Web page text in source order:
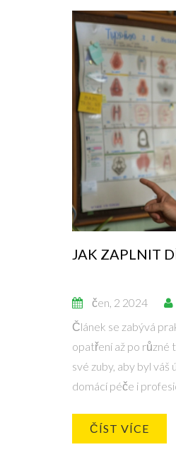
JAK ZAPLNIT
čen, 2 2024
Článek se zabývá
opatření až po různé
své zuby, aby byl
domácí péče i
ČÍST VÍCE